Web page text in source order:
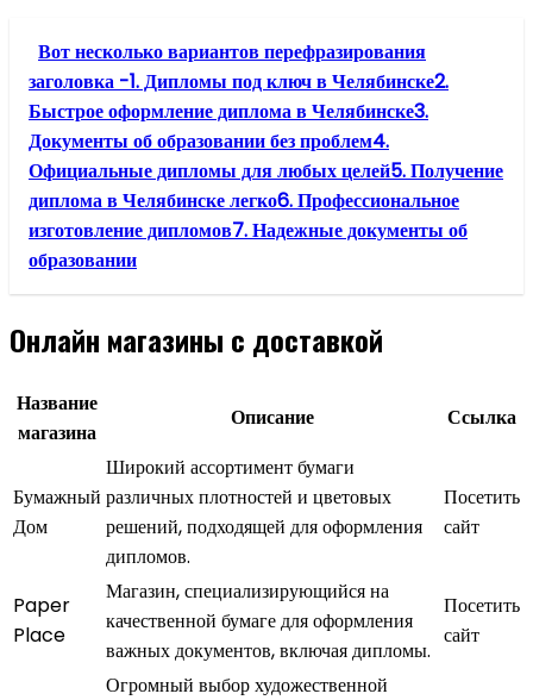
Вот несколько вариантов перефразирования
заголовка -1. Дипломы под ключ в Челябинске2.
Быстрое оформление диплома в Челябинске3.
Документы об образовании без проблем4.
Официальные дипломы для любых целей5. Получение
диплома в Челябинске легко6. Профессиональное
изготовление дипломов7. Надежные документы об
образовании
Онлайн магазины с доставкой
Название
магазина
Описание Ссылка
Бумажный
Дом
Широкий ассортимент бумаги
различных плотностей и цветовых
решений, подходящей для оформления
дипломов.
Посетить
сайт
Paper
Place
Магазин, специализирующийся на
качественной бумаге для оформления
важных документов, включая дипломы.
Посетить
сайт
Огромный выбор художественной